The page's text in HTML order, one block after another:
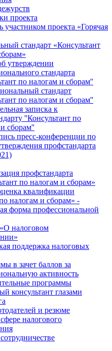
проекта
участником проекта «Горячая
стандарт «Консультант
утверждении
стандарта
по налогам и сборам''
стандарт
по налогам и сборам''
записка к
''Консультант по
сборам''
пресс-конференции по
профстандарта
профстандарта
по налогам и сборам»
квалификации
налогам и сборам» -
форма профессиональной
налоговом
поддержка налоговых
в зачет баллов за
активность
программы
консультант глазами
и резюме
налогового